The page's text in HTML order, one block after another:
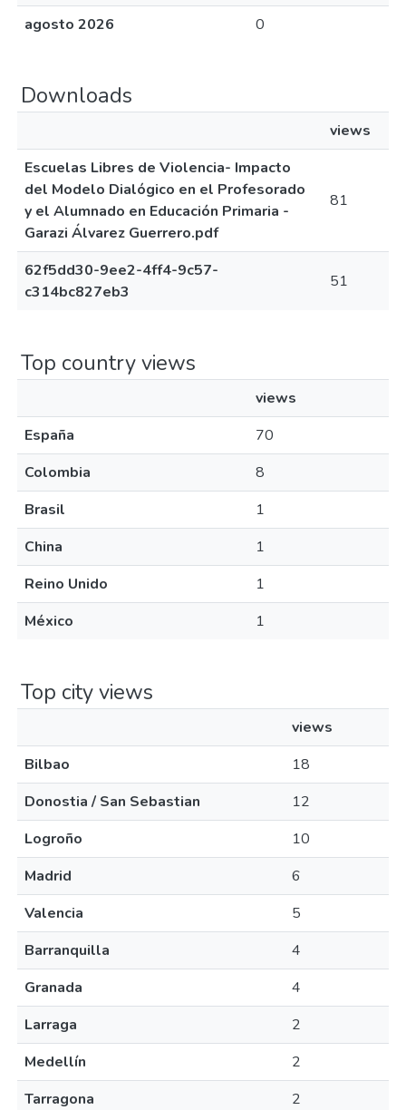
agosto 2026
0
Downloads
views
Escuelas Libres de Violencia- Impacto
del Modelo Dialógico en el Profesorado
y el Alumnado en Educación Primaria -
Garazi Álvarez Guerrero.pdf
81
62f5dd30-9ee2-4ff4-9c57-
c314bc827eb3
51
Top country views
views
España
70
Colombia
8
Brasil
1
China
1
Reino Unido
1
México
1
Top city views
views
Bilbao
18
Donostia / San Sebastian
12
Logroño
10
Madrid
6
Valencia
5
Barranquilla
4
Granada
4
Larraga
2
Medellín
2
Tarragona
2